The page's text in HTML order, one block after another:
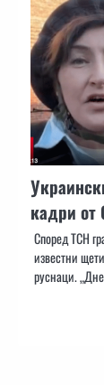
кадри от
Според ТСН
известни
руснаци.